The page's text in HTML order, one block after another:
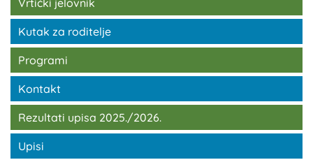
Kutak za roditelje
Programi
Kontakt
Rezultati upisa 2025./2026.
Upisi